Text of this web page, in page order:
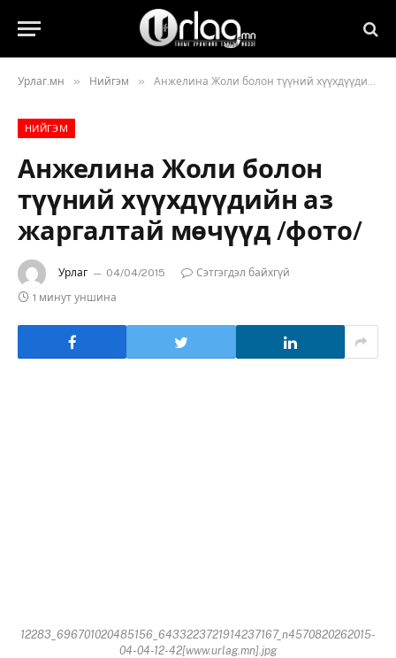
Урлаг.мн » Нийгэм » Анжелина Жоли болон түүний хүүхдүүдийн аз жаргалтай мөчүүд /фото/
НИЙГЭМ
Анжелина Жоли болон
түүний хүүхдүүдийн аз
жаргалтай мөчүүд /фото/
Урлаг 04/04/2015
Сэтгэгдэл байхгүй
1 минут уншина
12283_696701020485156_6433223721914237167_n4570820262015-
04-04-12-42[www.urlag.mn].jpg